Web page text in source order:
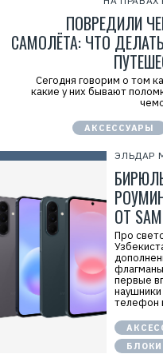
ПОВРЕДИЛИ
САМОЛЁТА: ЧТО
Сегодня говорим о том
какие у них бывают
АКСЕССУАРЫ
ЭЛЬДАР
ОТ
Про
первые
телефон